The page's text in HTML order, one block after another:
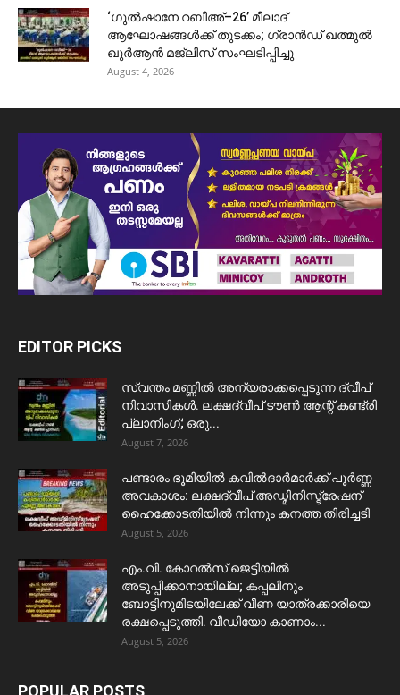
‘ഗുൽഷാനേ റബീഅ്–26’ മീലാദ്
ആഘോഷങ്ങൾക്ക് തുടക്കം; ഗ്രാൻഡ് ഖത്മുൽ
ഖുർആൻ മജ്‌ലിസ് സംഘടിപ്പിച്ചു
August 4, 2026
EDITOR PICKS
സ്വന്തം മണ്ണിൽ അന്യരാക്കപ്പെടുന്ന ദ്വീപ്
നിവാസികൾ. ലക്ഷദ്വീപ് ടൗൺ ആന്റ് കണ്ട്രി
പ്ലാനിംഗ്; ഒരു...
August 7, 2026
പണ്ടാരം ഭൂമിയിൽ കവിൽദാർമാർക്ക് പൂർണ്ണ
അവകാശം: ലക്ഷദ്വീപ് അഡ്മിനിസ്ട്രേഷന്
ഹൈക്കോടതിയിൽ നിന്നും കനത്ത തിരിച്ചടി
August 5, 2026
​എം.വി. കോറൽസ് ജെട്ടിയിൽ
അടുപ്പിക്കാനായില്ല; കപ്പലിനും
ബോട്ടിനുമിടയിലേക്ക് വീണ യാത്രക്കാരിയെ
രക്ഷപ്പെടുത്തി. വീഡിയോ കാണാം...
August 5, 2026
POPULAR POSTS